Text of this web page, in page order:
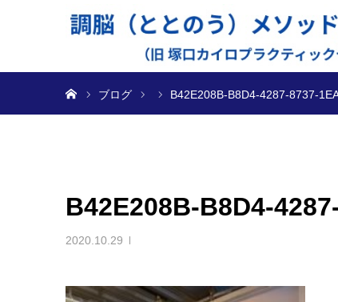
ブログ B42E208B-B8D4-4287-8737-
B42E208B-B8D4-
2020.10.29